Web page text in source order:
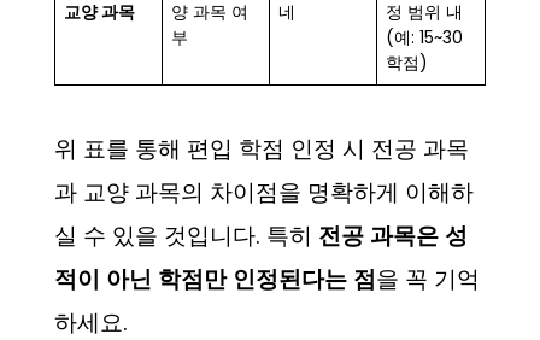
교양 과목
양 과목 여
부
네
정 범위 내
(예: 15~30
학점)
위 표를 통해 편입 학점 인정 시 전공 과목
과 교양 과목의 차이점을 명확하게 이해하
실 수 있을 것입니다. 특히 전공 과목은 성
적이 아닌 학점만 인정된다는 점을 꼭 기억
하세요.